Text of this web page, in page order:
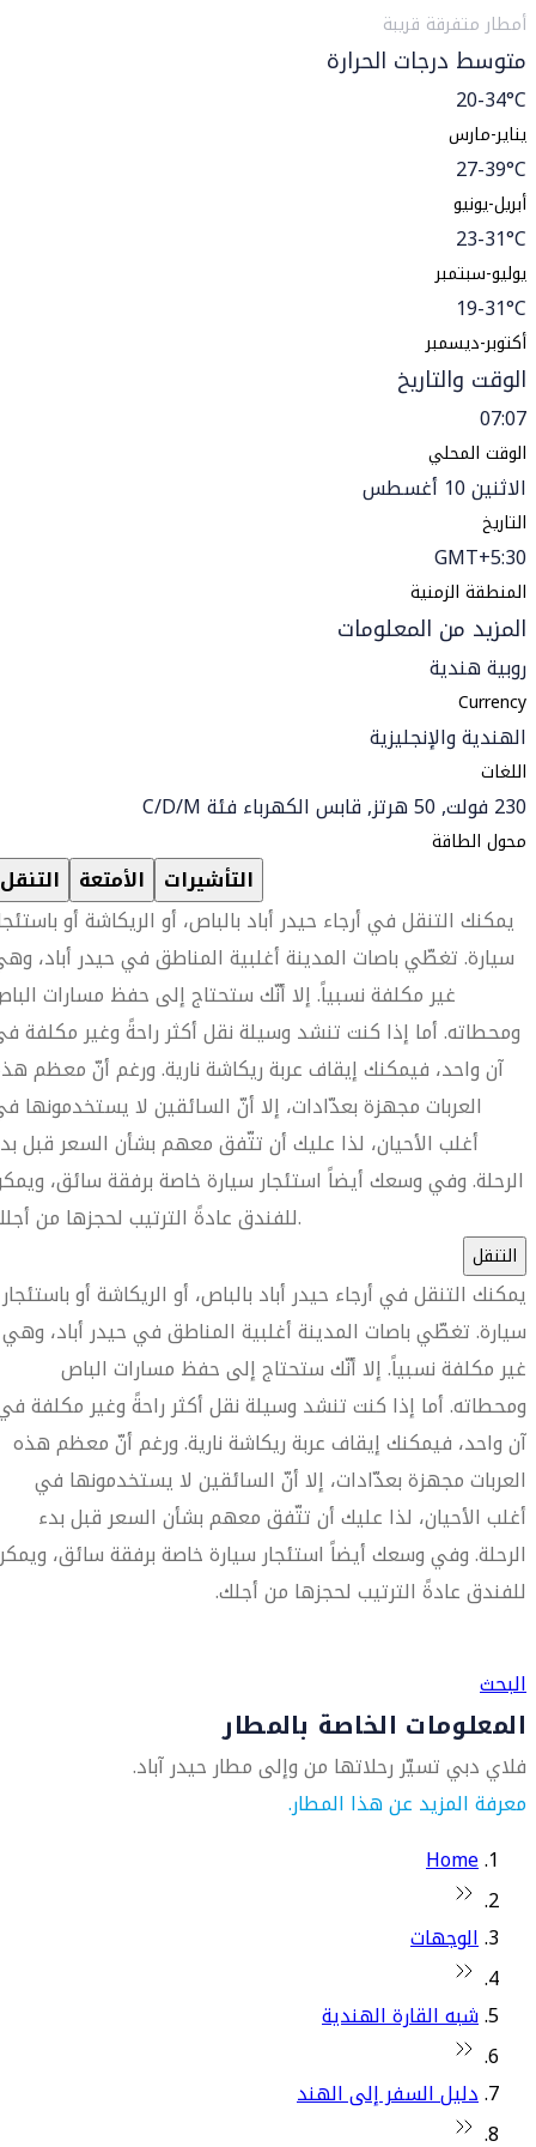
أمطار متفرقة قريبة
متوسط درجات الحرارة
20-34°C
يناير-مارس
27-39°C
أبريل-يونيو
23-31°C
يوليو-سبتمبر
19-31°C
أكتوبر-ديسمبر
الوقت والتاريخ
07:07
الوقت المحلي
الاثنين 10 أغسطس
التاريخ
GMT+5:30
المنطقة الزمنية
المزيد من المعلومات
روبية هندية
Currency
الهندية والإنجليزية
اللغات
230 فولت, 50 هرتز, قابس الكهرباء فئة C/D/M
محول الطاقة
التنقل الأمتعة التأشيرات
يمكنك التنقل في أرجاء حيدر أباد بالباص، أو الريكاشة أو
سيارة. تغطّي باصات المدينة أغلبية المناطق في حيدر أباد،
غير مكلفة نسبياً. إلا أنّك ستحتاج إلى حفظ مسارات
ومحطاته. أما إذا كنت تنشد وسيلة نقل أكثر راحةً وغير مكلفة
آن واحد، فيمكنك إيقاف عربة ريكاشة نارية. ورغم أنّ معظم
العربات مجهزة بعدّادات، إلا أنّ السائقين لا يستخدمونها
أغلب الأحيان، لذا عليك أن تتّفق معهم بشأن السعر قبل
الرحلة. وفي وسعك أيضاً استئجار سيارة خاصة برفقة سائق،
للفندق عادةً الترتيب لحجزها من أجلك.
التنقل
يمكنك التنقل في أرجاء حيدر أباد بالباص، أو الريكاشة أو باستئجار
سيارة. تغطّي باصات المدينة أغلبية المناطق في حيدر أباد، وهي
غير مكلفة نسبياً. إلا أنّك ستحتاج إلى حفظ مسارات الباص
ومحطاته. أما إذا كنت تنشد وسيلة نقل أكثر راحةً وغير مكلفة
آن واحد، فيمكنك إيقاف عربة ريكاشة نارية. ورغم أنّ معظم هذه
العربات مجهزة بعدّادات، إلا أنّ السائقين لا يستخدمونها في
أغلب الأحيان، لذا عليك أن تتّفق معهم بشأن السعر قبل بدء
الرحلة. وفي وسعك أيضاً استئجار سيارة خاصة برفقة سائق،
للفندق عادةً الترتيب لحجزها من أجلك.
البحث
المعلومات الخاصة بالمطار
فلاي دبي تسيّر رحلاتها من وإلى مطار حيدر آباد.
معرفة المزيد عن هذا المطار.
Home
الوجهات
شبه القارة الهندية
دليل السفر إلى الهند